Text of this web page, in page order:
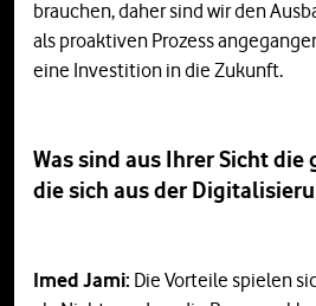
brauchen, daher sind wir den
als proaktiven Prozess
eine Investition in die Zukunft.
Was sind aus Ihrer Sicht die
die sich aus der
Imed Jami: Die Vorteile spielen